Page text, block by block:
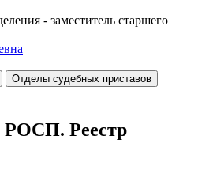
- заместитель старшего
Отделы судебных приставов
РОСП. Реестр